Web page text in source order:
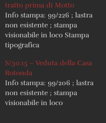
tratto prima di Motto
Info stampa: 99/226 ; lastra
non esistente ; stampa
visionabile in loco Stampa
tipografica
S/30.15 – Veduta della Casa
Rotonda
Info stampa: 99/206 ; lastra
non esistente ; stampa
visionabile in loco